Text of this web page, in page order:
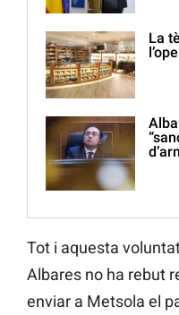
La
Tot i aquesta
Albares no ha rebut
enviar a Metsola el